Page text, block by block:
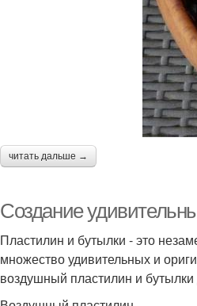
читать дальше →
Создание
Пластилин и бутылки - это
множество удивительных и
воздушный пластилин и